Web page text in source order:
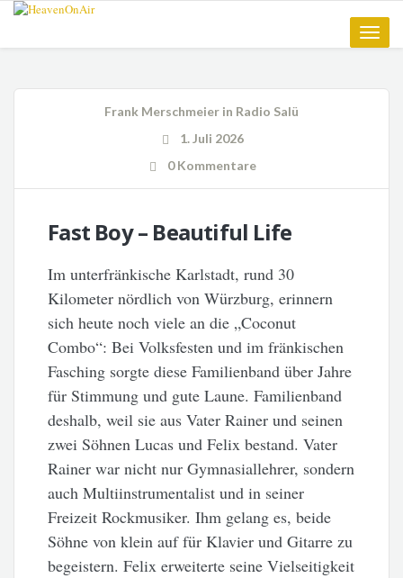
Toggle
Frank Merschmeier in Radio Salü
1. Juli 2026
0 Kommentare
Fast Boy – Beautiful Life
Im unterfränkische Karlstadt, rund 30
Kilometer nördlich von Würzburg, erinnern
sich heute noch viele an die „Coconut
Combo“: Bei Volksfesten und im fränkischen
Fasching sorgte diese Familienband über Jahre
für Stimmung und gute Laune. Familienband
deshalb, weil sie aus Vater Rainer und seinen
zwei Söhnen Lucas und Felix bestand. Vater
Rainer war nicht nur Gymnasiallehrer, sondern
auch Multiinstrumentalist und in seiner
Freizeit Rockmusiker. Ihm gelang es, beide
Söhne von klein auf für Klavier und Gitarre zu
begeistern. Felix erweiterte seine Vielseitigkeit